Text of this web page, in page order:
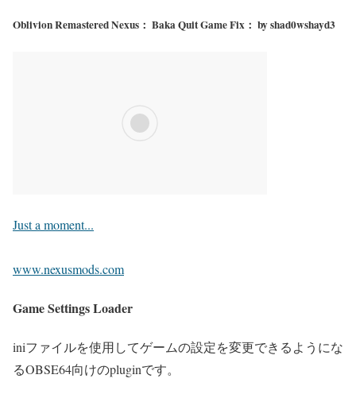
Oblivion Remastered Nexus： Baka Quit Game Fix： by shad0wshayd3
Just a moment...
www.nexusmods.com
Game Settings Loader
iniファイルを使用してゲームの設定を変更できるようにな
るOBSE64向けのpluginです。